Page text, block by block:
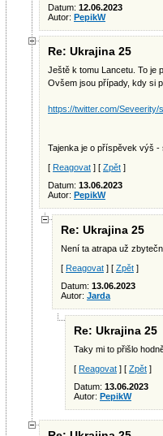
Datum: 12.06.2023
Autor: PepikW
Re: Ukrajina 25
Ještě k tomu Lancetu. To je
Ovšem jsou případy, kdy si
https://twitter.com/Seveerity/
Tajenka je o příspěvek výš -
[ Reagovat ] [ Zpět ]
Datum: 13.06.2023
Autor: PepikW
Re: Ukrajina 25
Není ta atrapa už
[ Reagovat ] [ Zpět ]
Datum: 13.06.2023
Autor: Jarda
Re: Ukrajina 25
Taky mi to přišlo
[ Reagovat ] [ Zpět ]
Datum: 13.06.2023
Autor: PepikW